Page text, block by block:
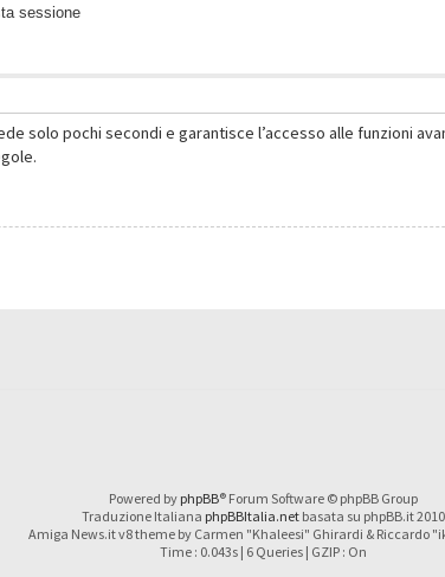
sessione
solo pochi secondi e garantisce l’accesso alle funzioni
Powered by phpBB® Forum Software © phpBB Group
Traduzione Italiana phpBBItalia.netbasata su phpBB.it 2010
Amiga News.it v8 theme by Carmen "Khaleesi" Ghirardi & Riccardo
Time : 0.043s | 6 Queries | GZIP : On